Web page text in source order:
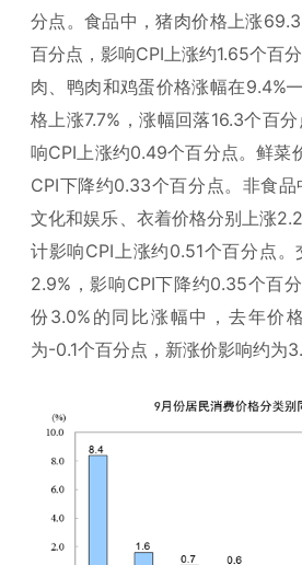
分点。食品中，猪肉价格上涨
百分点，影响CPI上涨约1.65个百
肉、鸭肉和鸡蛋价格涨幅在
格上涨7.7%，涨幅回落16.3个百
响CPI上涨约0.49个百分点。鲜菜
CPI下降约0.33个百分点。非食
文化和娱乐、衣着价格分别上涨
计影响CPI上涨约0.51个百分点
2.9%，影响CPI下降约0.35个百
份3.0%的同比涨幅中，去年价
为-0.1个百分点，新涨价影响约为